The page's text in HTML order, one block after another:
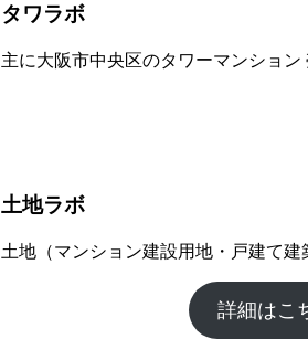
タワラボ
主に大阪市中央区のタワーマンション
土地ラボ
土地（マンション建設用地・戸建て建
詳細はこ